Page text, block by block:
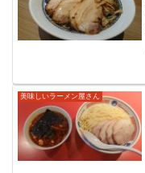
美味しいラーメン屋さん